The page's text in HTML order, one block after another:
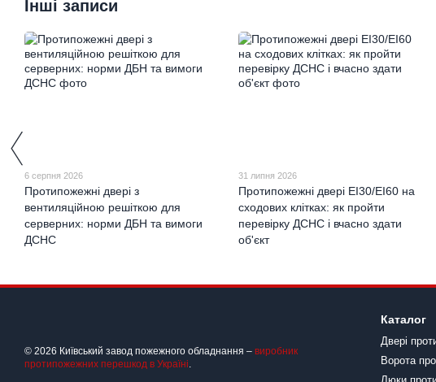
Інші записи
6 серпня 2026
Протипожежні двері з
вентиляційною решіткою для
серверних: норми ДБН та вимоги
ДСНС
31 липня 2026
Протипожежні двері EI30/EI60 на
сходових клітках: як пройти
перевірку ДСНС і вчасно здати
об'єкт
© 2026 Київський завод пожежного обладнання – виробник
протипожежних перешкод в Україні.
Каталог
Двері
Ворота